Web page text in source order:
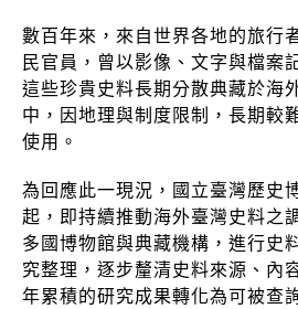
數百年來，來自世界各地的旅行
民官員，曾以影像、文字與檔案
這些珍貴史料長期分散典藏於海
中，因地理與制度限制，長期較
使用。
為回應此一現況，國立臺灣歷史
起，即持續推動海外臺灣史料之
多國博物館與典藏機構，進行史
究整理，逐步釐清史料來源、內
年累積的研究成果轉化為可被查